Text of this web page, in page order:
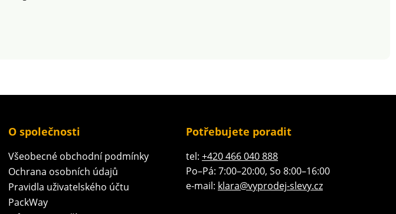
O společnosti
Všeobecné obchodní podmínky
Ochrana osobních údajů
Pravidla uživatelského účtu
PackWay
Potřebujete poradit
tel: +420 466 040 888
Po–Pá: 7:00–20:00, So 8:00–16:00
e-mail: klara@vyprodej-slevy.cz